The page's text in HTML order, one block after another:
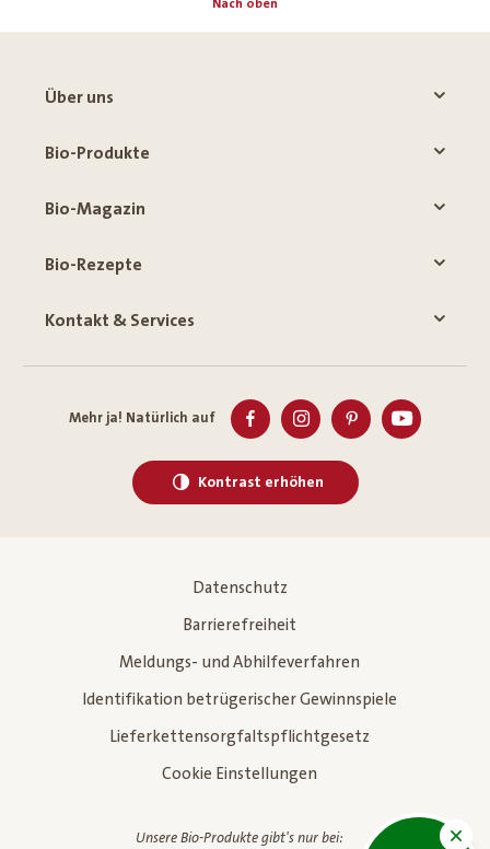
Nach oben
Über uns
Bio-Produkte
Bio-Magazin
Bio-Rezepte
Kontakt & Services
Mehr ja! Natürlich auf
Kontrast erhöhen
Datenschutz
Barrierefreiheit
Meldungs- und Abhilfeverfahren
Identifikation betrügerischer Gewinnspiele
Lieferkettensorgfaltspflichtgesetz
Cookie Einstellungen
Unsere Bio-Produkte gibt's nur bei: